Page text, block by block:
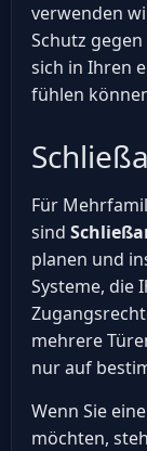
verwenden
Schutz
sich in Ihren
fühlen
Für
sind
planen und
Systeme, die
mehrere
nur auf
Wenn Sie eine
möchten,